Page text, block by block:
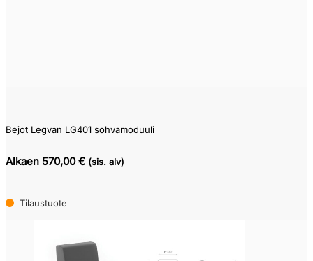
Bejot Legvan LG401 sohvamoduuli
Alkaen 570,00 € (sis. alv)
Tilaustuote